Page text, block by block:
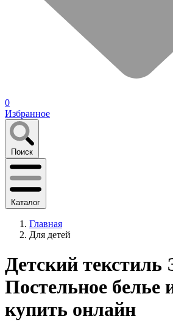
0
Избранное
Поиск
Каталог
Главная
Для детей
Детский текстиль
Постельное белье
купить онлайн